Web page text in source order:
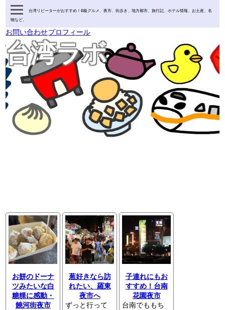
台湾リピーターがおすすめ！B級グルメ、夜市、街歩き、地方都市、旅行記、ホテル情報、お土産、名
物など。
お問い合わせプロフィール
台湾ラボ
お餅のドーナ
ツみたいな白
糖粿に感動・
饒河街夜市
葱好きなら訪
れたい、羅東
夜市へ
ずっと行って
子連れにもお
すすめ！台南
花園夜市
台南でももち